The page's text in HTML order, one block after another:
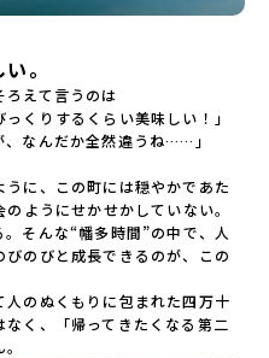
。
えて言うのは――
くりするくらい美味しい！」
、なんだか全然違うね……」
に、この町には穏やかであた
ようにせかせかしていない。
そんな“幡多時間”の中で、人
のびと成長できるのが、この
のぬくもりに包まれた四万十
く、「帰ってきたくなる第二